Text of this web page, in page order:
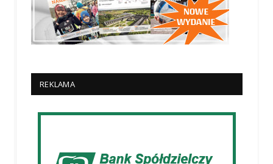
REKLAMA